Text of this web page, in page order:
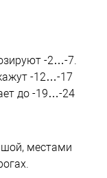
-2…-7.
-12…-17
до -19…-24
местами